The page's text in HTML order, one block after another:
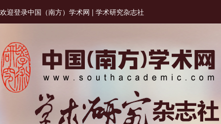
欢迎登录中国（南方）学术网 | 学术研究杂志社